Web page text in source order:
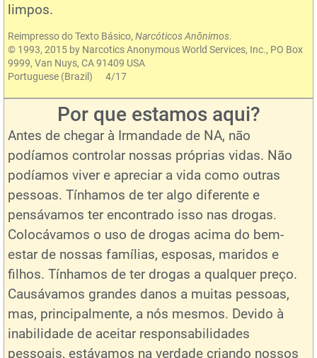
limpos.
Reimpresso do Texto Básico, Narcóticos Anônimos.
© 1993, 2015 by Narcotics Anonymous World Services, Inc., PO Box
9999, Van Nuys, CA 91409 USA
Portuguese (Brazil) 4/17
Por que estamos aqui?
Antes de chegar à Irmandade de NA, não
podíamos controlar nossas próprias vidas. Não
podíamos viver e apreciar a vida como outras
pessoas. Tínhamos de ter algo diferente e
pensávamos ter encontrado isso nas drogas.
Colocávamos o uso de drogas acima do bem-
estar de nossas famílias, esposas, maridos e
filhos. Tínhamos de ter drogas a qualquer preço.
Causávamos grandes danos a muitas pessoas,
mas, principalmente, a nós mesmos. Devido à
inabilidade de aceitar responsabilidades
pessoais, estávamos na verdade criando nossos